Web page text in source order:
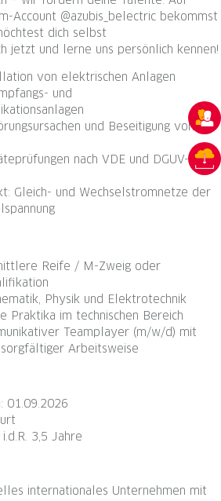
Account @azubis_belectric bekommst
dich selbst
jetzt und lerne uns persönlich kennen!
von elektrischen Anlagen
und
und Beseitigung von
nach VDE und DGUV-
Gleich- und Wechselstromnetze der
Reife / M-Zweig oder
Physik und Elektrotechnik
Praktika im technischen Bereich
Teamplayer (m/w/d) mit
Arbeitsweise
01.09.2026
3,5 Jahre
internationales Unternehmen mit